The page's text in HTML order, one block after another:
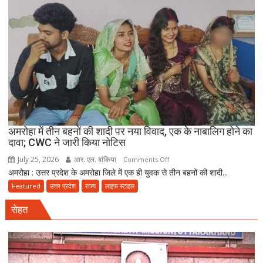
रेड,
₹25
लाख
रंगदारी
गैंग
गिरफ्तार
अमरोहा में तीन बहनों की शादी पर नया विवाद, एक के नाबालिग होने का
दावा; CWC ने जारी किया नोटिस
July 25, 2026 आर. एल. बांकिया Comments Offon
अमरोहा
शादी
पर
अमरोहा : उत्तर प्रदेश के अमरोहा जिले में एक ही युवक से तीन बहनों की शादी...
Featured उत्तर प्रदेश राज्य लाइफ स्टाइल
सेहत